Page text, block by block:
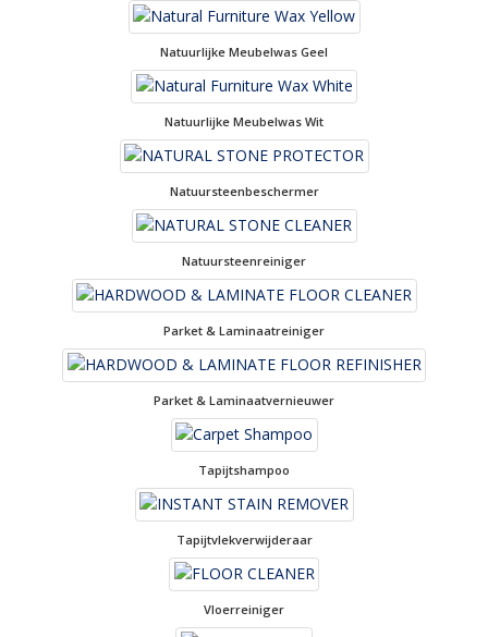
Natuurlijke Meubelwas Geel
Natuurlijke Meubelwas Wit
Natuursteenbeschermer
Natuursteenreiniger
Parket & Laminaatreiniger
Parket & Laminaatvernieuwer
Tapijtshampoo
Tapijtvlekverwijderaar
Vloerreiniger